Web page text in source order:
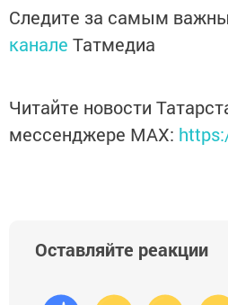
Следите за самым
канале Татмедиа
Читайте новости
мессенджере MАХ:
Оставляйте реакции